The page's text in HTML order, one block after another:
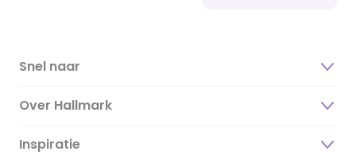
Snel naar
Over Hallmark
Over ons
Inspiratie